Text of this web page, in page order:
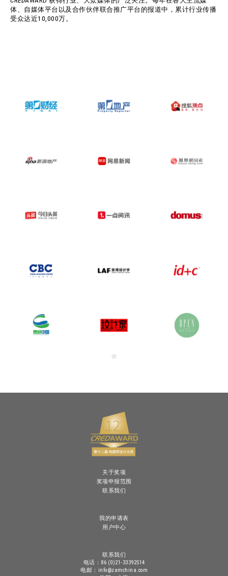
体、自媒体平台以及合作伙伴联合推广平台的报道中，累计行业传播
受众达近10,000万。
关于奖项
奖项申报范围
联系我们
我的申请表
用户中心
联系我们
电话：86 (0)21-33392514
电邮：info@zamchina.com